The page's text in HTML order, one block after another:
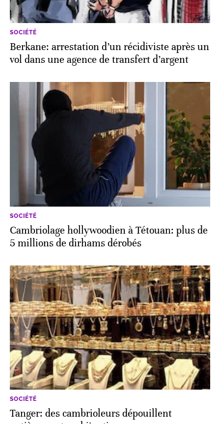
SOCIÉTÉ
Berkane: arrestation d’un récidiviste après un
vol dans une agence de transfert d’argent
SOCIÉTÉ
Cambriolage hollywoodien à Tétouan: plus de
5 millions de dirhams dérobés
SOCIÉTÉ
Tanger: des cambrioleurs dépouillent